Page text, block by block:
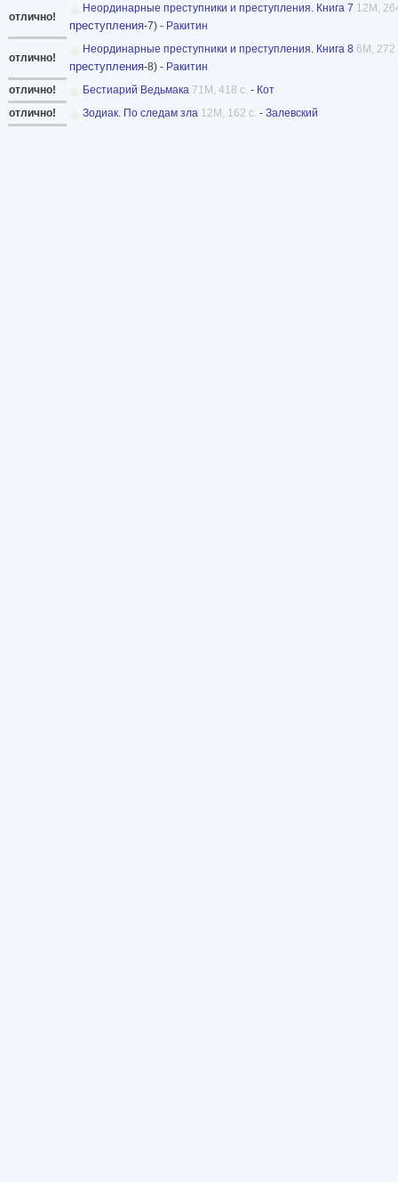
отлично!
Неординарные преступники и преступления. Книга 7 12M,
преступления-7) - Ракитин
отлично!
Неординарные преступники и преступления. Книга 8 6M, 272
преступления-8) - Ракитин
отлично!
Бестиарий Ведьмака 71M, 418 с. - Кот
отлично!
Зодиак. По следам зла 12M, 162 с. - Залевский